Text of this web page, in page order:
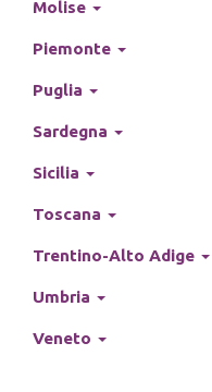
Molise
Piemonte
Puglia
Sardegna
Sicilia
Toscana
Trentino-Alto Adige
Umbria
Veneto